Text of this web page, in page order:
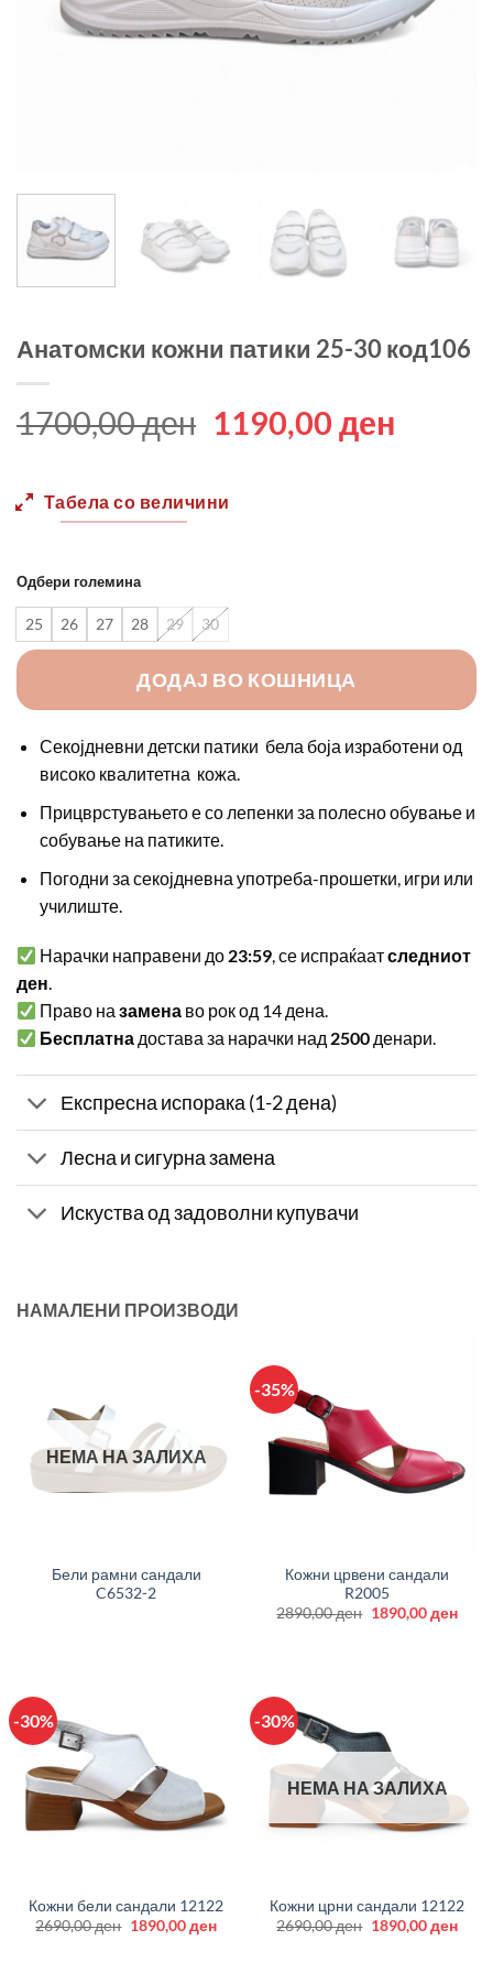
Анатомски кожни патики 25-30 код106
1700,00ден Original
1700,00 ден.
1190,00 ден
Табела со величини
Одбери големина
25 26 27 28 29 30
ДОДАЈ ВО КОШНИЦА
Секојдневни детски патики бела боја изработени од
високо квалитетна кожа.
Прицврстувањето е со лепенки за полесно обување и
собување на патиките.
Погодни за секојдневна употреба-прошетки, игри или
училиште.
Нарачки направени до 23:59, се испраќаатследниот
ден.
Право назамена во рок од 14 дена.
Бесплатна достава за нарачки над 2500 денари.
Експресна испорака (1-2 дена)
Лесна и сигурна замена
Искуства од задоволни купувачи
НАМАЛЕНИ ПРОИЗВОДИ
НЕМА НА ЗАЛИХА
Бели рамни сандали
C6532-2
-35%
Кожни црвени сандали
R2005
2890,00ден Original
1890,00ден
-30%
Кожни бели сандали 12122
2690,00ден Original
1890,00денCurrent
-30%
НЕМА НА ЗАЛИХА
Кожни црни сандали 12122
2690,00ден Original
1890,00ден